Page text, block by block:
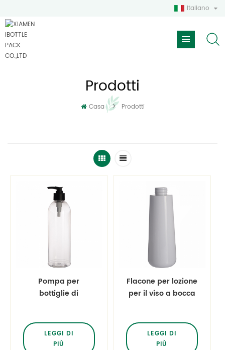
Italiano
Prodotti
Casa > Prodotti
Pompa per
bottiglie di
alta lucentezza da
500 ml
LEGGI DI
PIÙ
Flacone per lozione
per il viso a bocca
LEGGI DI
PIÙ